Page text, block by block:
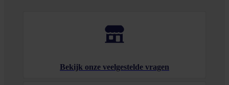
Bekijk onze veelgestelde vragen